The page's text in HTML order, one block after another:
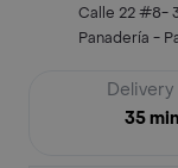
Calle 22 #8-
Panadería -
Delivery
35 min